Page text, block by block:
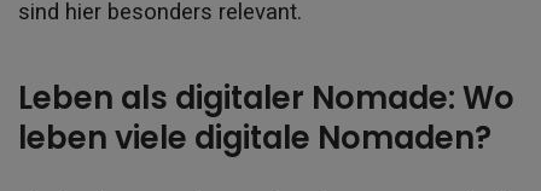
sind hier besonders relevant.
Leben als digitaler Nomade: Wo
leben viele digitale Nomaden?